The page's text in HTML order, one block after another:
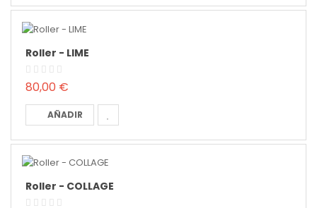
Roller - LIME
80,00 €
AÑADIR
Roller - COLLAGE